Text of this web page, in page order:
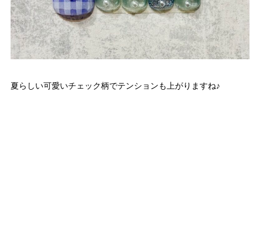
夏らしい可愛いチェック柄でテンションも上がりますね♪